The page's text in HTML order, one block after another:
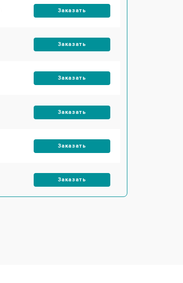
Заказать
Заказать
Заказать
Заказать
Заказать
Заказать